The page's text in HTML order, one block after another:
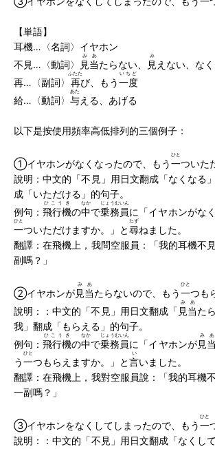
【単語】
耳機…〈名詞〉イヤホン
不見…〈動詞〉
見当
みあ
たらない、 見
み
えない、な
再…〈副詞〉 再
ふたた
び、もう一度
いちど
給…〈動詞〉 与
あた
える、あげる
以下是按使用頻率高低排列的三個例子：
①イヤホンがなくなったので、もう一
ひと
ついた
說明：中文的「不見」用日文翻成「なくなる
成「いただける」的句子。
例句： 飛行機
ひこうき
の中
なか
で乗務員
じょうむいん
に「イヤホンがな
一
ひと
ついただけますか。」と尋
たず
ねました。
翻譯：在飛機上，我問空服員：「我的耳機不
副嗎？」
②イヤホンが見当
みあ
たらないので、もう一
ひと
つも
說明：：中文的「不見」用日文翻成「 見当
みあ
た
我」翻成「もらえる」的句子。
例句： 飛行機
ひこうき
の中
なか
で乗務員
じょうむいん
に「イヤホンが見当
みあ
う一
ひと
つもらえますか。」と言
い
いました。
翻譯：在飛機上，我對空服員說：「我的耳機
一副嗎？」
③イヤホンをなくしてしまったので、もう一
ひと
說明：：中文的「不見」用日文翻成「なくし